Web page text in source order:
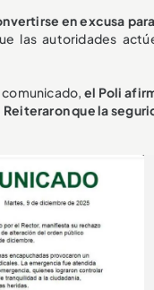
en excusa
las autoridades
el Poli
que la